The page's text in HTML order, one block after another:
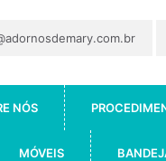
NÓS
MÓVEIS